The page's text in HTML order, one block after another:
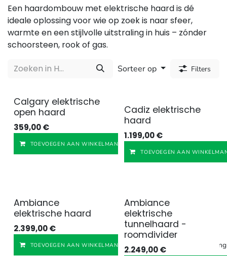
Een haardombouw met elektrische haard is dé
ideale oplossing voor wie op zoek is naar sfeer,
warmte en een stijlvolle uitstraling in huis – zónder
schoorsteen, rook of gas.
Sorteer op Filters
Calgary elektrische
open haard
359,00€
TOEVOEGEN AAN WINKELMANDJE Toevoegen
Cadiz elektrische
haard
1.199,00€
TOEVOEGEN AAN
Ambiance
elektrische haard
2.399,00€
TOEVOEGEN AAN WINKELMANDJE Toevoegen aan
Ambiance
elektrische
tunnelhaard -
roomdivider
2.249,00€